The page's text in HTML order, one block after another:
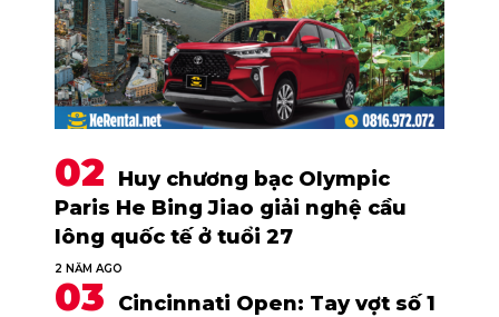
Huy chương bạc Olympic
Paris He Bing Jiao giải nghệ cầu
lông quốc tế ở tuổi 27
2 NĂM AGO
Cincinnati Open: Tay vợt số 1